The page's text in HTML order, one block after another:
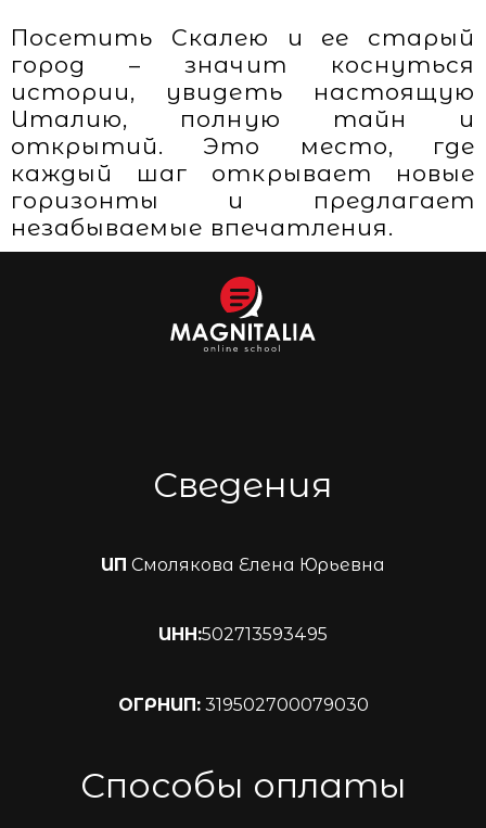
Посетить Скалею и ее старый
город – значит коснуться
истории, увидеть настоящую
Италию, полную тайн и
открытий. Это место, где
каждый шаг открывает новые
горизонты и предлагает
незабываемые впечатления.
Сведения
ИП Смолякова Елена Юрьевна
ИНН:502713593495
ОГРНИП:319502700079030
Способы оплаты